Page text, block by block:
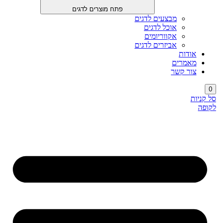
פתח מוצרים לדגים
מבצעים לדגים
אוכל לדגים
אקווריומים
אביזרים לדגים
אודות
מאמרים
צור קשר
0
סל קניות
לקופה